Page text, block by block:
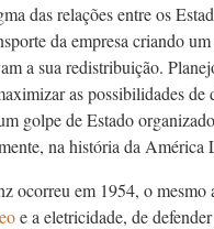
das relações entre os
da empresa criando
a sua redistribuição.
as possibilidades
golpe de Estado
na história da América
ocorreu em 1954, o mesmo
e a eletricidade, de